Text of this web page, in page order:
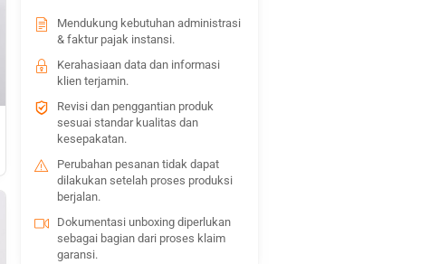
Mendukung kebutuhan administrasi
& faktur pajak instansi.
Kerahasiaan data dan informasi
klien terjamin.
Revisi dan penggantian produk
sesuai standar kualitas dan
kesepakatan.
Perubahan pesanan tidak dapat
dilakukan setelah proses produksi
berjalan.
Dokumentasi unboxing diperlukan
sebagai bagian dari proses klaim
garansi.